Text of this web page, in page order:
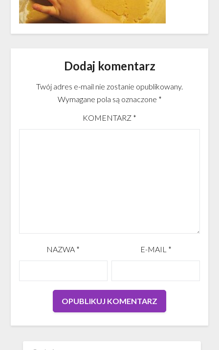
Dodaj komentarz
Twój adres e-mail nie zostanie opublikowany.
Wymagane pola są oznaczone *
KOMENTARZ *
NAZWA * E-MAIL *